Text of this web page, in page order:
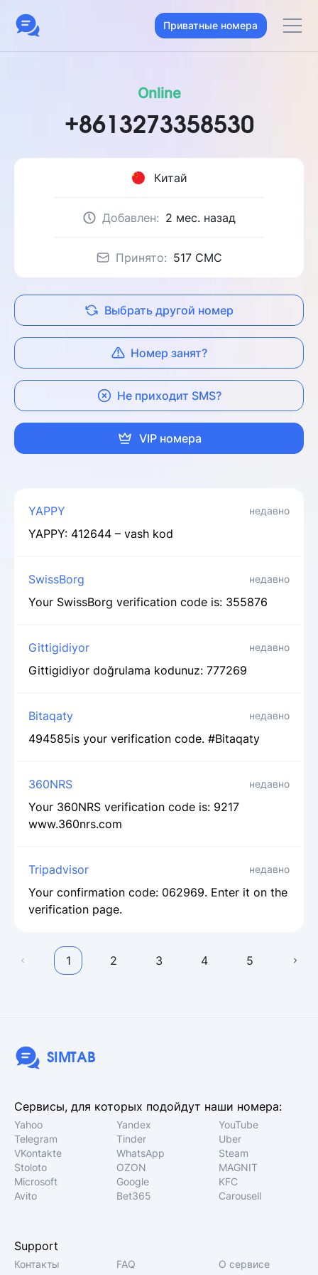
Приватные номера
Online
+8613273358530
Китай
Добавлен: 2 мес. назад
Принято: 517 CMC
Выбрать другой номер
Номер занят?
Не приходит SMS?
VIP номера
YAPPY недавно
YAPPY: 412644 – vash kod
SwissBorg недавно
Your SwissBorg verification code is: 355876
Gittigidiyor недавно
Gittigidiyor doğrulama kodunuz: 777269
Bitaqaty недавно
494585is your verification code. #Bitaqaty
360NRS недавно
Your 360NRS verification code is: 9217
www.360nrs.com
Tripadvisor недавно
Your confirmation code: 062969. Enter it on the
verification page.
1 2 3 4 5
SIMTAB
Сервисы, для которых подойдут наши номера:
Yahoo Yandex
YouTube
Telegram
Tinder
Uber
VKontakte
WhatsApp
Steam
Stoloto
OZON
MAGNIT
Microsoft
Google
KFC
Avito
Bet365 Carousell
Support
Контакты FAQ О сервисе